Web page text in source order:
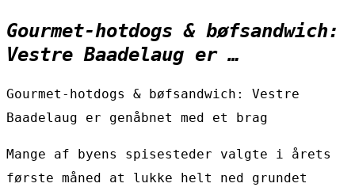
Gourmet-hotdogs & bøfsandwich:
Vestre Baadelaug er …
Gourmet-hotdogs & bøfsandwich: Vestre
Baadelaug er genåbnet med et brag
Mange af byens spisesteder valgte i årets
første måned at lukke helt ned grundet